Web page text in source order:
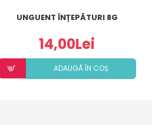
UNGUENT ÎNȚEPĂTURI 8G
14,00Lei
ADAUGÃ ÎN COȘ